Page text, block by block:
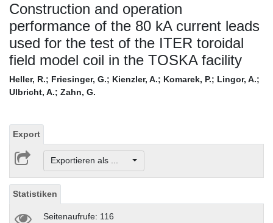
Construction and operation
performance of the 80 kA current leads
used for the test of the ITER toroidal
field model coil in the TOSKA facility
Heller, R.; Friesinger, G.; Kienzler, A.; Komarek, P.; Lingor, A.;
Ulbricht, A.; Zahn, G.
Export
Exportieren als ...
Statistiken
Seitenaufrufe: 116